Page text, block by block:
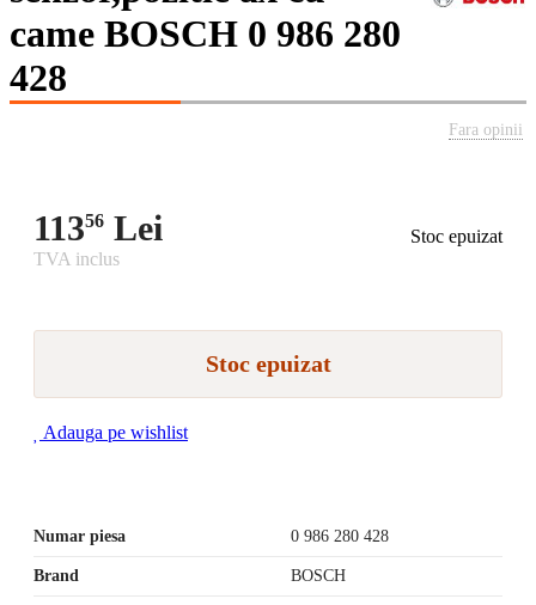
came BOSCH 0 986 280
428
Fara opinii
11356 Lei
Stoc epuizat
TVA inclus
Stoc epuizat
Adauga pe wishlist
Numar piesa 0 986 280 428
Brand BOSCH